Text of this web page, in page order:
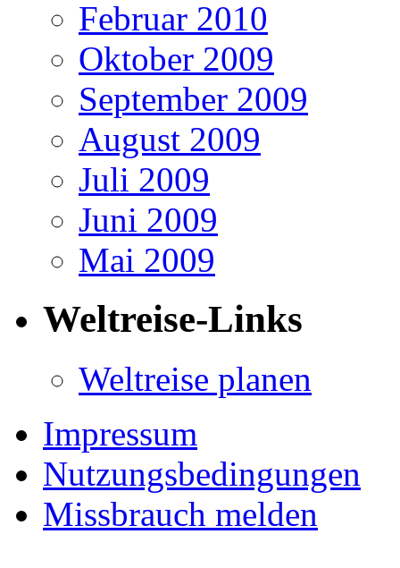
Februar 2010
Oktober 2009
September 2009
August 2009
Juli 2009
Juni 2009
Mai 2009
Weltreise-Links
Weltreise planen
Impressum
Nutzungsbedingungen
Missbrauch melden